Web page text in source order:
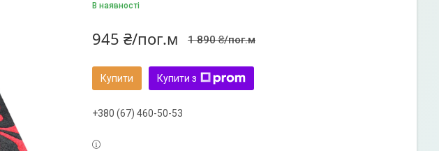
В наявності
1 890 ₴/пог.м
945 ₴/пог.м
Купити Купити з
+380 (67) 460-50-53